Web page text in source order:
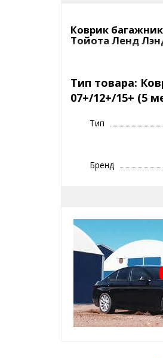
Коврик
Тойота Ленд
Полиуретановый
Материал:
Цвет: Черный
Габариты и вес
LEXUS LX 2007-
TOYOTA Land
TOYOTA Land
Особенности
высокие бортики
легко чистить
точно
не пахнет
не
работает от -50
малый вес
гибкость
не подвержен
Тип товара:
07+/12+/15+ (5
Тип
Бренд